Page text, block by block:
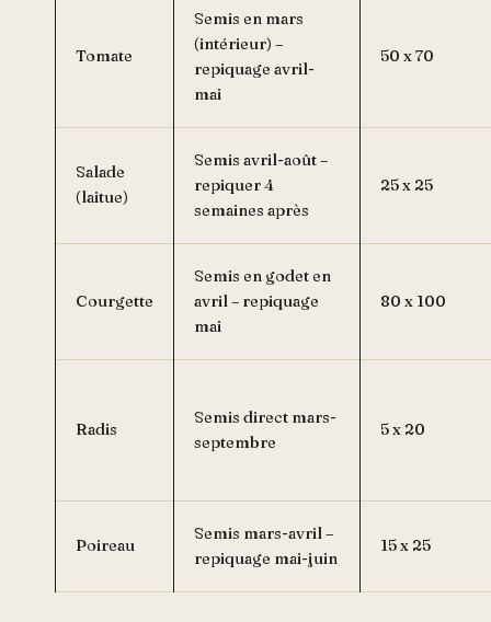
Tomate
Semis en mars
(intérieur) –
repiquage avril-
mai
50 x 70
Salade
(laitue)
Semis avril-août –
repiquer 4
semaines après
25 x 25
Courgette
Semis en godet en
avril – repiquage
mai
80 x 100
Radis
Semis direct mars-
septembre
5 x 20
Poireau
Semis mars-avril –
repiquage mai-juin
15 x 25